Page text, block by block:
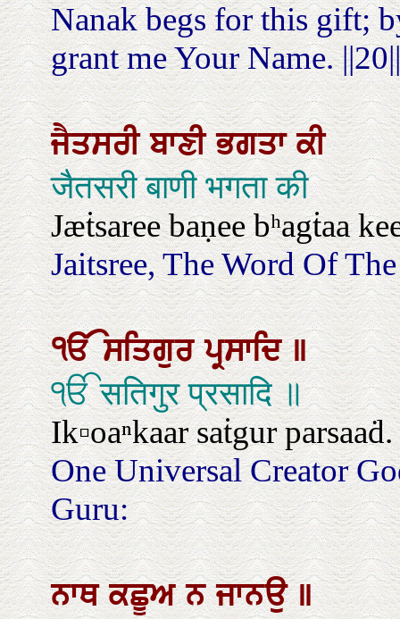
Nanak begs for this gift;
grant me Your Name.
ਜੈਤਸਰੀਬਾਣੀਭਗਤਾਕੀ
जैतसरी बाणी भगता की
Jæṫsaree baṇee bʰagṫaa
Jaitsree, The Word Of
ੴਸਤਿਗੁਰਪ੍ਰਸਾਦਿ॥
ੴ सतिगुर प्रसादि ॥
Ik▫oaⁿkaar saṫgur parsaaḋ.
One Universal Creator
Guru:
ਨਾਥਕਛੂਅਨਜਾਨਉ॥